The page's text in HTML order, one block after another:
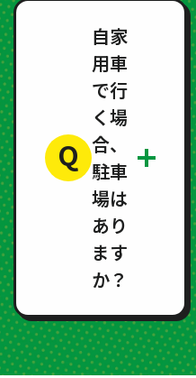
Q
自家
用車
で行
く場
合、
駐車
場は
あり
ます
か？